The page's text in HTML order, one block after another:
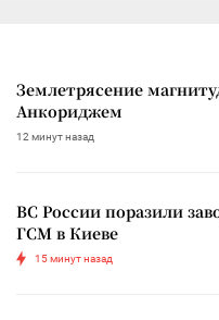
Землетрясение
Анкориджем
12 минут назад
ВС России поразили
ГСМ в Киеве
15 минут назад